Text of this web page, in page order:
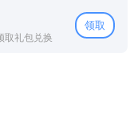
取礼包兑换
领取